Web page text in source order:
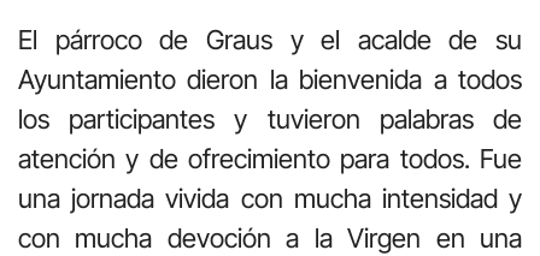
El párroco de Graus y el acalde de su
Ayuntamiento dieron la bienvenida a todos
los participantes y tuvieron palabras de
atención y de ofrecimiento para todos. Fue
una jornada vivida con mucha intensidad y
con mucha devoción a la Virgen en una